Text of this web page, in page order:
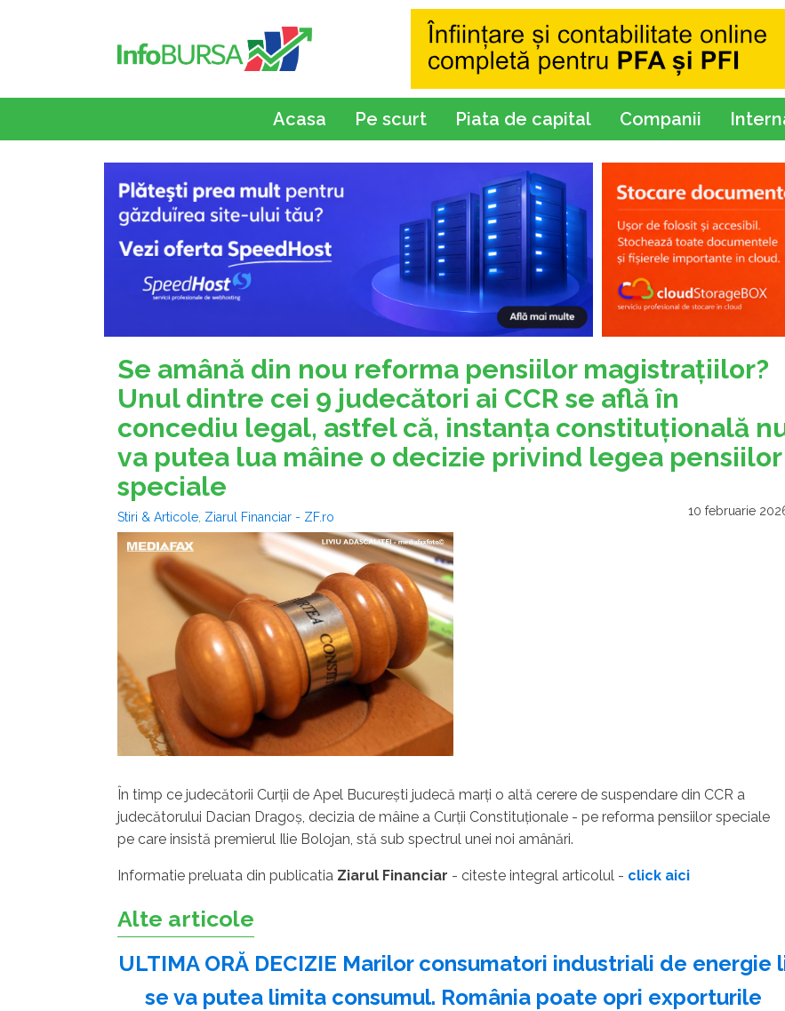
Acasa Pe scurt Piata de capital Companii
Se amână din nou reforma pensiilor magistraţiilor?
Unul dintre cei 9 judecători ai CCR se află în
concediu legal, astfel că, instanţa constituţională
va putea lua mâine o decizie privind legea pensiilor
speciale
Stiri & Articole Ziarul Financiar - ZF.ro 10 februarie
În timp ce judecătorii Curţii de Apel Bucureşti judecă marţi o altă cerere de suspendare din CCR a
judecătorului Dacian Dragoş, decizia de mâine a Curţii Constituţionale - pe reforma pensiilor speciale
pe care insistă premierul Ilie Bolojan, stă sub spectrul unei noi amânări.
Informatie preluata din publicatia Ziarul Financiar - citeste integral articolul - click aici
Alte articole
ULTIMA ORĂ DECIZIE Marilor consumatori industriali de energie
se va putea limita consumul. România poate opri exporturile